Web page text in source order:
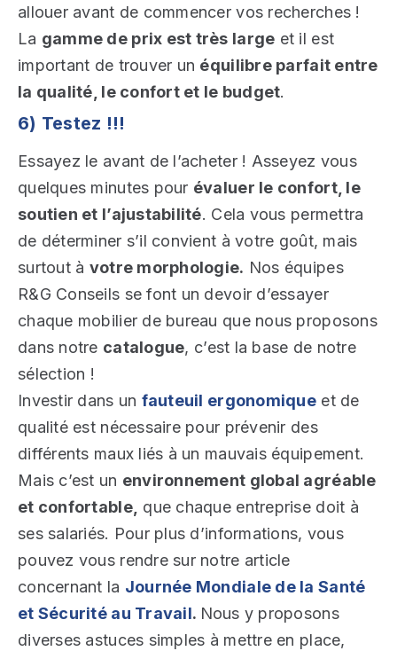
allouer avant de commencer vos recherches !
La gamme de prix est très large et il est
important de trouver un équilibre parfait entre
la qualité, le confort et le budget.
6) Testez !!!
Essayez le avant de l’acheter ! Asseyez vous
quelques minutes pour évaluer le confort, le
soutien et l’ajustabilité. Cela vous permettra
de déterminer s’il convient à votre goût, mais
surtout à votre morphologie. Nos équipes
R&G Conseils se font un devoir d’essayer
chaque mobilier de bureau que nous proposons
dans notre catalogue, c’est la base de notre
sélection !
Investir dans un fauteuil ergonomique et de
qualité est nécessaire pour prévenir des
différents maux liés à un mauvais équipement.
Mais c’est un environnement global agréable
et confortable, que chaque entreprise doit à
ses salariés. Pour plus d’informations, vous
pouvez vous rendre sur notre article
concernant la Journée Mondiale de la Santé
et Sécurité au Travail. Nous y proposons
diverses astuces simples à mettre en place,